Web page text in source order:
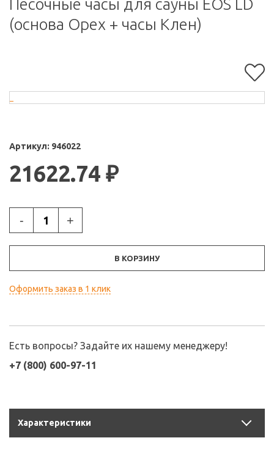
Песочные часы для сауны EOS LD
(основа Орех + часы Клен)
Артикул: 946022
21622.74 ₽
- +
В КОРЗИНУ
Оформить заказ в 1 клик
Есть вопросы? Задайте их нашему менеджеру!
+7 (800) 600-97-11
Характеристики